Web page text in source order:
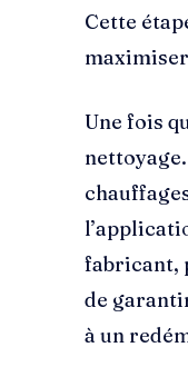
Cette
Une fois
fabricant,
de
à un